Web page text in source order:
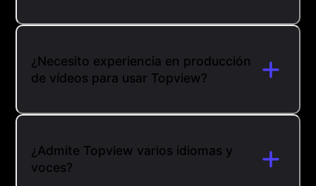
¿Necesito experiencia en producción
de vídeos para usar Topview?
¿Admite Topview varios idiomas y
voces?